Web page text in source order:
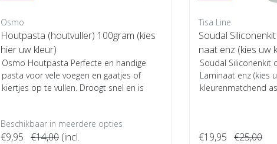
Osmo
Houtpasta (houtvuller) 100gram (kies
hier uw kleur)
Osmo Houtpasta Perfecte en handige
pasta voor vele voegen en gaatjes of
kiertjes op te vullen. Droogt snel en is
Beschikbaar in meerdere opties
€9,95 €14,00 (incl.
Tisa Line
Soudal
naat enz (kies uw
Soudal Siliconenkit
Laminaat enz (kies
kleurenmatchend
€19,95 €25,00